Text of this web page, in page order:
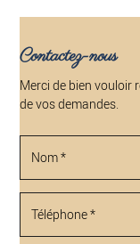
Contactez-nous
Merci de bien vouloir
de vos demandes.